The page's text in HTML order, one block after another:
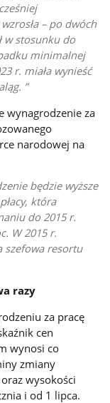
– po dwóch
w stosunku do
minimalnej
r. miała wynieść
wynagrodzenie za
narodowej na
będzie wyższe
która
do 2015 r.
W 2015 r.
szefowa resortu
razy
za pracę
cen
wynosi co
zmiany
wysokości
i od 1 lipca.